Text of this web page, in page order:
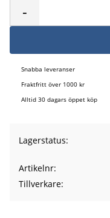
-
Snabba leveranser
Fraktfritt över 1000 kr
Alltid 30 dagars öppet köp
Lagerstatus
Artikelnr
Tillverkare